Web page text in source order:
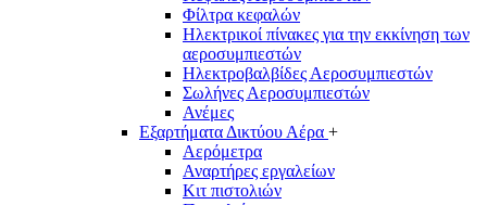
Φίλτρα κεφαλών
Ηλεκτρικοί πίνακες για την εκκίνηση των
αεροσυμπιεστών
Ηλεκτροβαλβίδες Αεροσυμπιεστών
Σωλήνες Αεροσυμπιεστών
Ανέμες
Εξαρτήματα Δικτύου Αέρα +
Αερόμετρα
Αναρτήρες εργαλείων
Κιτ πιστολιών